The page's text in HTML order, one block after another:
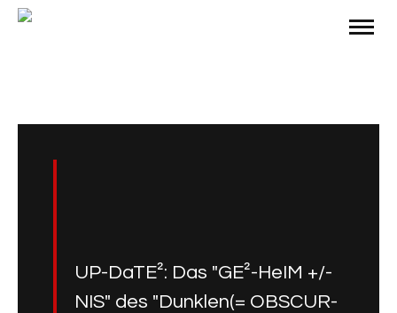
UP-DaTE²: Das "GE²-HeIM +/-
NIS" des "Dunklen(= OBSCUR-